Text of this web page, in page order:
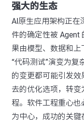
强大的生态
AI原生应用架构正在
件的确定性被 Agent
果由模型、数据和
“代码测试”演变为复
的变更都可能引发
去的优化选项，转
程。软件工程重心
为中心，成功的关键